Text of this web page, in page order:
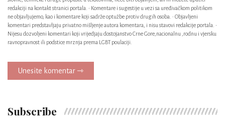
redakciji na kontakt stranici portala. • Komentare i sugestije u vezi sa uređivačkom politikom
ne objavljujemo, kao i komentare koji sadrže optužbe protiv drugih osoba. • Objavljeni
komentari predstavljaju privatno mišljenje autora komentara, i nisu stavovi redakcije portala. •
Nijesu dozvoljeni komentari koji vrijedjaju dostojanstvo Crne Gore,nacionalnu ,rodnu i vjersku
ravnopravnost ili podstice mrznja prema LGBT poulaciji.
Unesite komentar ⇾
Subscribe